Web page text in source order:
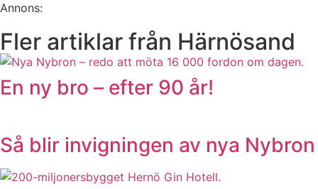
Annons:
Fler artiklar från Härnösand
En ny bro – efter 90 år!
Så blir invigningen av nya Nybron